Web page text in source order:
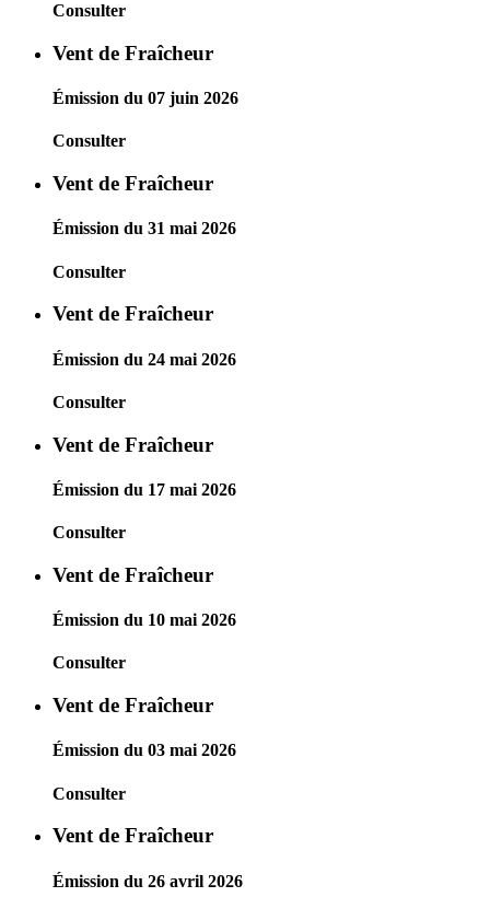
Consulter
Vent de Fraîcheur
Émission du 07 juin 2026
Consulter
Vent de Fraîcheur
Émission du 31 mai 2026
Consulter
Vent de Fraîcheur
Émission du 24 mai 2026
Consulter
Vent de Fraîcheur
Émission du 17 mai 2026
Consulter
Vent de Fraîcheur
Émission du 10 mai 2026
Consulter
Vent de Fraîcheur
Émission du 03 mai 2026
Consulter
Vent de Fraîcheur
Émission du 26 avril 2026